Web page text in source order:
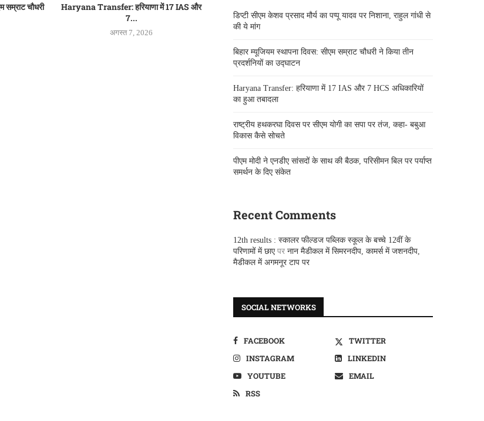
सम्राट चौधरी
Haryana Transfer: हरियाणा में 17 IAS और
7...
अगस्त 7, 2026
डिप्टी सीएम केशव प्रसाद मौर्य का पप्पू यादव पर निशाना, राहुल गांधी से
की ये मांग
बिहार म्यूजियम स्थापना दिवस: सीएम सम्राट चौधरी ने किया तीन
प्रदर्शनियों का उद्घाटन
Haryana Transfer: हरियाणा में 17 IAS और 7 HCS अधिकारियों
का हुआ तबादला
राष्ट्रीय हथकरघा दिवस पर सीएम योगी का सपा पर तंज, कहा- बबुआ
विकास कैसे सोचते
पीएम मोदी ने एनडीए सांसदों के साथ की बैठक, परिसीमन बिल पर पर्याप्त
समर्थन के दिए संकेत
Recent Comments
12th results : स्कालर फील्डज पब्लिक स्कूल के बच्चे 12वीं के
परिणामों में छाएपर नान मैडीकल में सिमरनदीप, कामर्स में जशनदीप,
मैडीकल में अगमनूर टाप पर
SOCIAL NETWORKS
FACEBOOK
TWITTER
INSTAGRAM
LINKEDIN
YOUTUBE
EMAIL
RSS